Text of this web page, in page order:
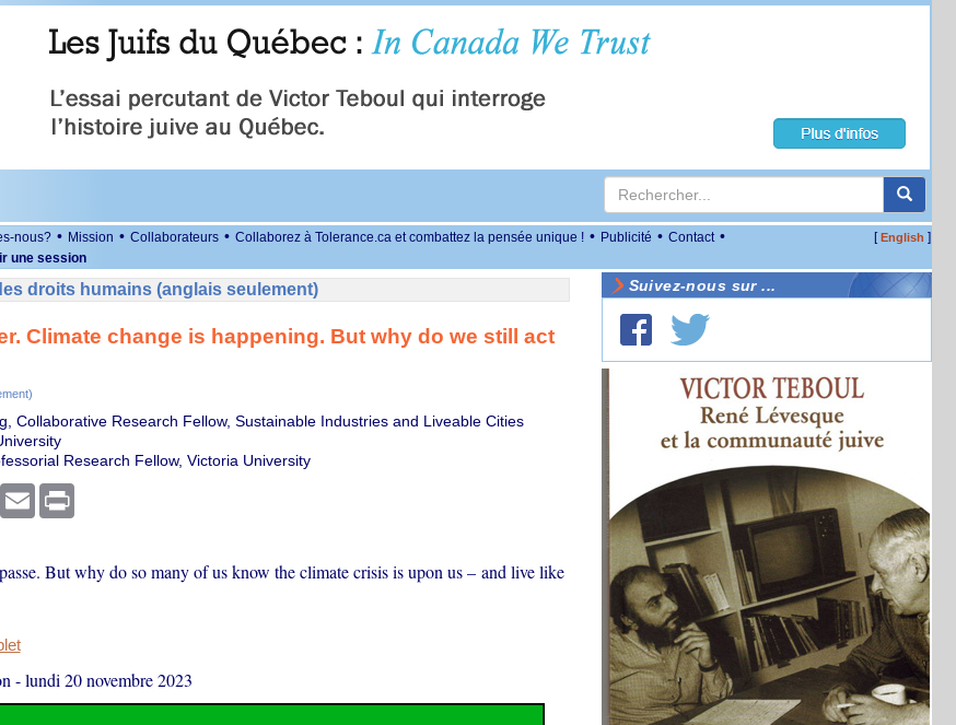
nous? • Mission • Collaborateurs • Collaborez à Tolerance.ca et combattez la pensée unique ! • Publicité • Contact •
une session
[English ]
droits humains (anglais seulement)
Climate change is happening. But why do we still act
Collaborative Research Fellow, Sustainable Industries and Liveable Cities
Research Fellow, Victoria University
Email Print
But why do so many of us know the climate crisis is upon us – and live like
-lundi 20 novembre 2023
Suivez-nous sur ...